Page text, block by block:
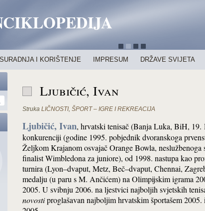
SURADNJA I KORIŠTENJE IMPRESUM DRŽAVE SVIJETA
Ljubičić, Ivan
Struka LIČNOSTI, ŠPORT – IGRE I REKREACIJA
Ljubičić, Ivan, hrvatski tenisač (Banja Luka, BiH,
konkurenciji (godine 1995. pobjednik dvoranskoga
Željkom Krajanom osvajač Orange Bowla,
finalist Wimbledona za juniore), od 1998. nastupa kao
turnira (Lyon–dvaput, Metz, Beč–dvaput, Chennai,
medalju (u paru s M. Ančićem) na Olimpijskim igrama
2005. U svibnju 2006. na ljestvici najboljih svjetskih
novostiproglašavan najboljim hrvatskim športašem